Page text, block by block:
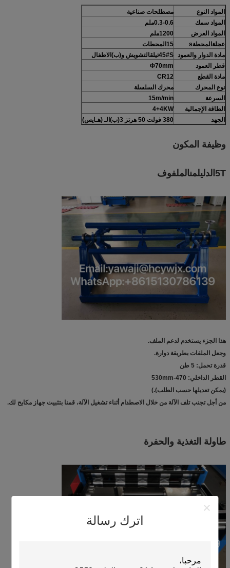
اترك رسالة
المواد النوع
مصطلحات صناعية
المواد سمك
0.3-0.6ملم
المواد العرض 1200ملم
عجلةالمحطةs
15 المحطات
مادة الدوار والعمود
45#S تيلقالتشويش و(ب)الاطفال
قطر العمود
Φ70mm
مادة القطع
CR12
نوع المحرك
محرك السلسلة
السرعة
15m/min
الطاقة الإجمالية
4+4KW
الجهد
380 فولت 50 هرتز 3(ب)الـ (هـايس)
وظيفة المكون
5T الدليلمنالملفوف
هذا الجزء يستخدم لدعم الملف.
وجعل الملفات بطريقة دوارة.
قدرة تحمل: 5 طن
القطر الداخلي: 470-530mm
(يمكن تعديلها حسب الطلب).
)
من أجل تجنب تلف الآلة من خلال الاصطدام أثناء تشغيل الآلة، قمنا بتثبيت جهاز مكابح لك.
طاولة التغذية والحفرة